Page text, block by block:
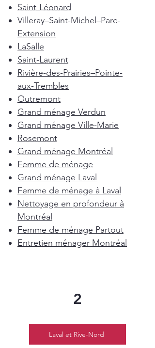
Saint-Léonard
Villeray–Saint-Michel–Parc-
Extension
LaSalle
Saint-Laurent
Rivière-des-Prairies–Pointe-
aux-Trembles
Outremont
Grand ménage Verdun
Grand ménage Ville-Marie
Rosemont
Grand ménage Montréal
Femme de ménage
Grand ménage Laval
Femme de ménage à Laval
Nettoyage en profondeur à
Montréal
Femme de ménage Partout
Entretien ménager Montréal
2
Laval et Rive-Nord